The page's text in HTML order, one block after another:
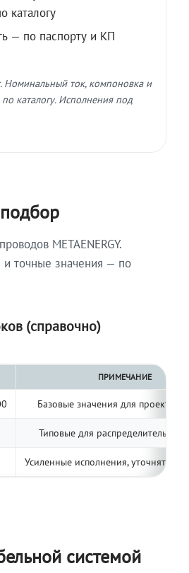
каталогу
— по паспорту и КП
Номинальный ток, компоновка и
каталогу. Исполнения под
METAENERGY.
и точные значения — по
(справочно)
ПРИМЕЧАНИЕ
Базовые значения для
Типовые для распределительных
Усиленные исполнения, уточнять по
системой